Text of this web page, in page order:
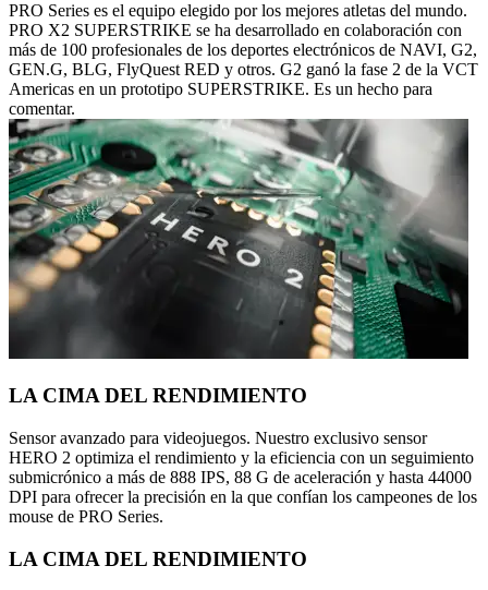
PRO Series es el equipo elegido por los mejores atletas del mundo.
PRO X2 SUPERSTRIKE se ha desarrollado en colaboración con
más de 100 profesionales de los deportes electrónicos de NAVI, G2,
GEN.G, BLG, FlyQuest RED y otros. G2 ganó la fase 2 de la VCT
Americas en un prototipo SUPERSTRIKE. Es un hecho para
comentar.
LA CIMA DEL RENDIMIENTO
Sensor avanzado para videojuegos. Nuestro exclusivo sensor
HERO 2 optimiza el rendimiento y la eficiencia con un seguimiento
submicrónico a más de 888 IPS, 88 G de aceleración y hasta 44000
DPI para ofrecer la precisión en la que confían los campeones de los
mouse de PRO Series.
LA CIMA DEL RENDIMIENTO